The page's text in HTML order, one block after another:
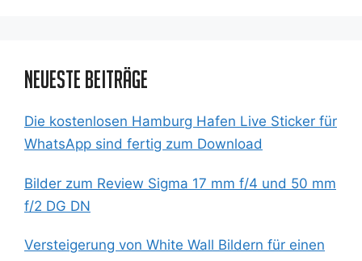
Neueste Beiträge
Die kostenlosen Hamburg Hafen Live Sticker für
WhatsApp sind fertig zum Download
Bilder zum Review Sigma 17 mm f/4 und 50 mm
f/2 DG DN
Versteigerung von White Wall Bildern für einen